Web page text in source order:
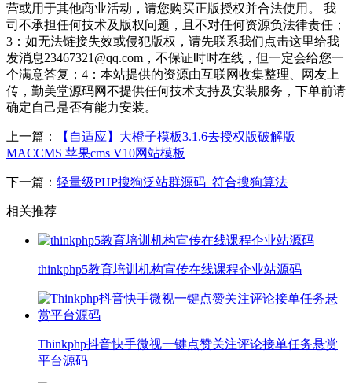
营或用于其他商业活动，请您购买正版授权并合法使用。 我
司不承担任何技术及版权问题，且不对任何资源负法律责任；
3：如无法链接失效或侵犯版权，请先联系我们点击这里给我
发消息23467321@qq.com，不保证时时在线，但一定会给您一
个满意答复；4：本站提供的资源由互联网收集整理、网友上
传，勤美堂源码网不提供任何技术支持及安装服务，下单前请
确定自己是否有能力安装。
上一篇：
【自适应】大橙子模板3.1.6去授权版破解版
MACCMS 苹果cms V10网站模板
下一篇： 轻量级PHP搜狗泛站群源码_符合搜狗算法
相关推荐
thinkphp5教育培训机构宣传在线课程企业站源码
Thinkphp抖音快手微视一键点赞关注评论接单任务悬赏
平台源码